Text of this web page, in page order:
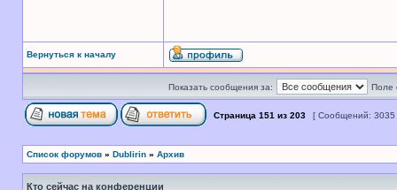
Вернуться к началу
Показать сообщения за: Поле
Страница 151 из 203 [ Сообщений:
Список форумов » Dublirin » Архив
Кто сейчас на конференции